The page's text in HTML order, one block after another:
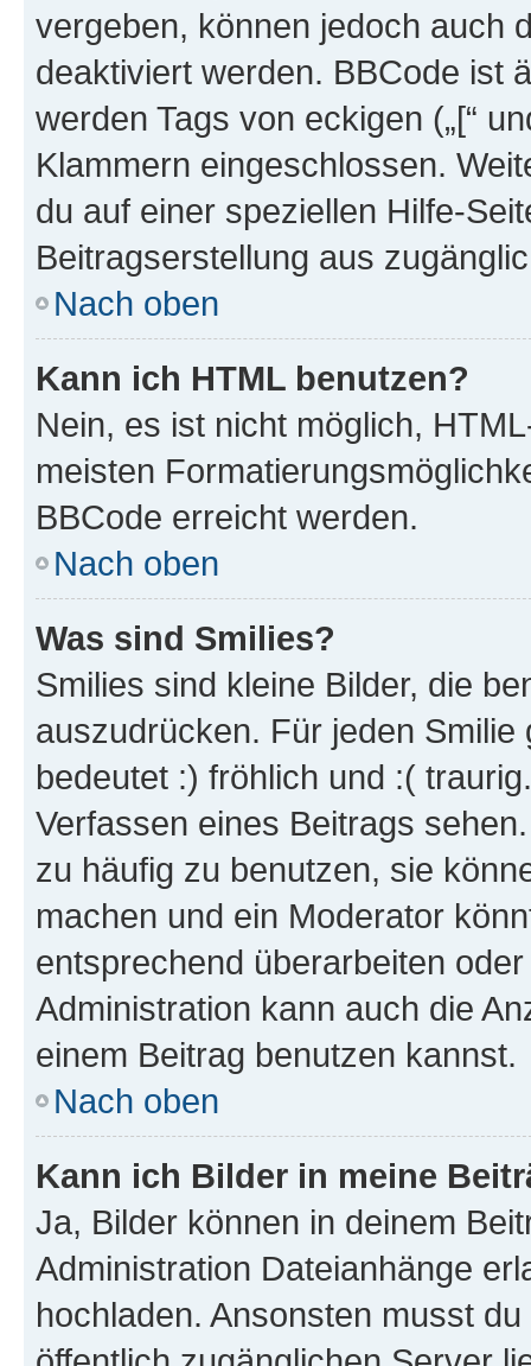
vergeben, können jedoch auch
deaktiviert werden. BBCode ist
werden Tags von eckigen („[“
Klammern eingeschlossen.
du auf einer speziellen Hilfe-
Beitragserstellung aus
Nach oben
Kann ich HTML benutzen?
Nein, es ist nicht möglich,
meisten
BBCode erreicht werden.
Nach oben
Was sind Smilies?
Smilies sind kleine Bilder, die
auszudrücken. Für jeden
bedeutet :) fröhlich und :(
Verfassen eines Beitrags
zu häufig zu benutzen, sie
machen und ein Moderator
entsprechend überarbeiten
Administration kann auch die
einem Beitrag benutzen kannst.
Nach oben
Kann ich Bilder in meine
Ja, Bilder können in deinem
Administration Dateianhänge
hochladen. Ansonsten musst